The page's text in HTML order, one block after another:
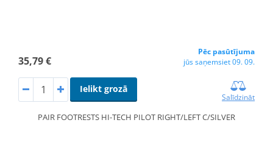
35,79 €
Pēc pasūtījuma
jūs saņemsiet 09. 09.
Ielikt grozā
Salīdzināt
PAIR FOOTRESTS HI-TECH PILOT RIGHT/LEFT C/SILVER